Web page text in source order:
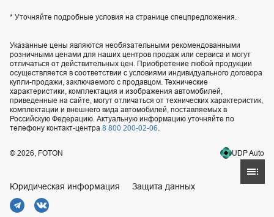
* Уточняйте подробные условия на странице спецпредложения.
Указанные цены являются необязательными рекомендованными
розничными ценами для наших центров продаж или сервиса и могут
отличаться от действительных цен. Приобретение любой продукции
осуществляется в соответствии с условиями индивидуального договора
купли-продажи, заключаемого с продавцом. Технические
характеристики, комплектация и изображения автомобилей,
приведенные на сайте, могут отличаться от технических характеристик,
комплектации и внешнего вида автомобилей, поставляемых в
Российскую Федерацию. Актуальную информацию уточняйте по
телефону контакт-центра 8 800 200-02-06.
© 2026, FOTON UDP Auto
Юридическая информация Защита данных